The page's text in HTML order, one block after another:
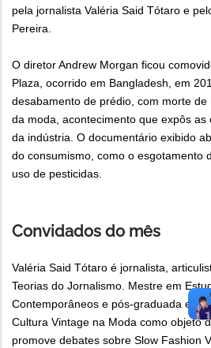
pela jornalista Valéria Said Tótaro e
Pereira.
O diretor Andrew Morgan ficou
Plaza, ocorrido em Bangladesh, em
desabamento de prédio, com morte
da moda, acontecimento que expôs
da indústria. O documentário exibido
do consumismo, como o esgotamento
uso de pesticidas.
Convidados do mês
Valéria Said Tótaro é jornalista,
Teorias do Jornalismo. Mestre em
Contemporâneos e pós-graduada em
Cultura Vintage na Moda como objeto
promove debates sobre Slow Fashion